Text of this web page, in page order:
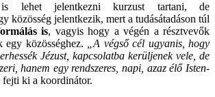
is lehet jelentkezni kurzust tartani, de
közösség jelentkezik, mert a tudásátadáson túl
is, vagyis hogy a végén a résztvevők
egy közösséghez. „A végső cél ugyanis, hogy
Jézust, kapcsolatba kerüljenek vele, de
hanem egy rendszeres, napi, azaz élő Isten-
fejti ki a koordinátor.